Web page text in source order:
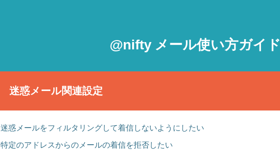
@nifty メール使い方ガイド
迷惑メール関連設定
迷惑メールをフィルタリングして着信しないようにしたい
特定のアドレスからのメールの着信を拒否したい